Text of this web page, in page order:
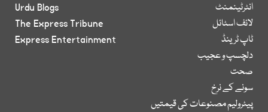
انٹرٹینمنٹ
لائف اسٹائل
ٹاپ ٹرینڈ
دلچسپ و عجیب
صحت
سونے کے نرخ
پیٹرولیم مصنوعات کی قیمتیں
Urdu Blogs
The Express Tribune
Express Entertainment